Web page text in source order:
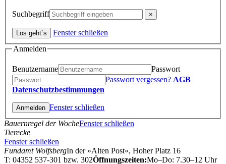
Suchbegriff
Fenster schließen
Anmelden
Benutzername
Passwort
Passwort vergessen? AGB
Datenschutzbestimmungen
Fenster schließen
Bauernregel der WocheFenster schließen
Tierecke
Fenster schließen
Fundamt WolfsbergIn der »Alten Post«, Hoher Platz 16
T: 04352 537-301 bzw. 302Öffnungszeiten:Mo–Do: 7.30–12 Uhr